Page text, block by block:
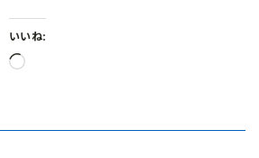
いいね:
読